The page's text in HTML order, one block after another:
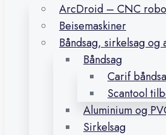
ArcDroid – CNC
Beisemaskiner
Båndsag, sirkelsag og
Båndsag
Carif
Scantool
Aluminium og
Sirkelsag